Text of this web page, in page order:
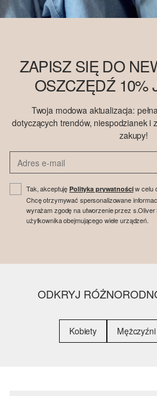
ZAPISZ SIĘ DO
OSZCZĘDŹ 10%
Twoja modowa aktualizacja:
dotyczących trendów, niespodzianek i
zakupy!
Tak, akceptujęPolityka prywatnościw celu
Chcę otrzymywać spersonalizowane
wyrażam zgodę na utworzenie przez s.Oliver
użytkownika obejmującego wiele urządzeń.
ODKRYJ
Kobiety Mężczyźni